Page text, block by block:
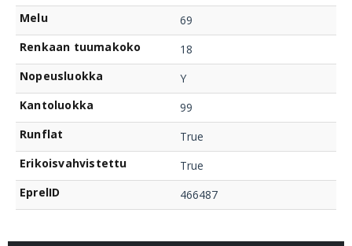
Melu
69
Renkaan tuumakoko
18
Nopeusluokka
Y
Kantoluokka
99
Runflat
True
Erikoisvahvistettu
True
EprelID
466487